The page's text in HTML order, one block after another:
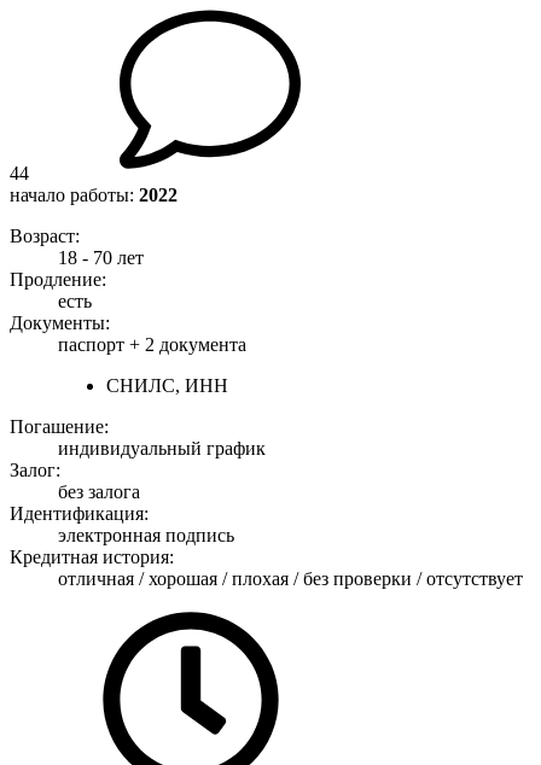
44
начало работы: 2022
Возраст:
18 - 70 лет
Продление:
есть
Документы:
паспорт + 2 документа
СНИЛС, ИНН
Погашение:
индивидуальный график
Залог:
без залога
Идентификация:
электронная подпись
Кредитная история:
отличная / хорошая / плохая / без проверки / отсутствует